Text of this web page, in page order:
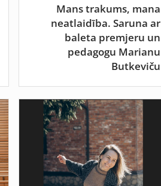
Mans trakums, mana
neatlaidība. Saruna ar
baleta premjeru un
pedagogu Marianu
Butkeviču